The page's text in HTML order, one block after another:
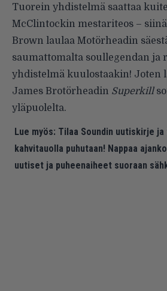
Tuorein yhdistelmä saattaa
McClintockin mestariteos –
Brown laulaa Motörheadin
saumattomalta soullegendan ja
yhdistelmä kuulostaakin! Joten
James Brotörheadin Superkill
yläpuolelta.
Lue myös: Tilaa Soundin uutiskirje
kahvitauolla puhutaan! Nappaa
uutiset ja puheenaiheet suoraan